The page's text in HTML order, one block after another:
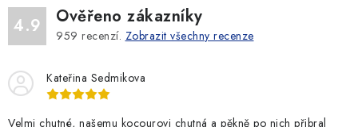
y
v
p
i
s
4.9 Ověřeno zákazníky
959 recenzí. Zobrazit všechny recenze
Kateřina Sedmikova
Velmi chutné, našemu kocourovi chutná a pěkně po nich přibral